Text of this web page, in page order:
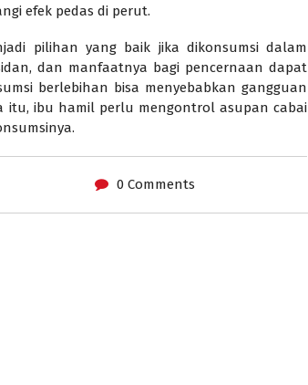
efek pedas di perut.
pilihan yang baik jika dikonsumsi dalam
dan manfaatnya bagi pencernaan dapat
berlebihan bisa menyebabkan gangguan
itu, ibu hamil perlu mengontrol asupan cabai
0 Comments